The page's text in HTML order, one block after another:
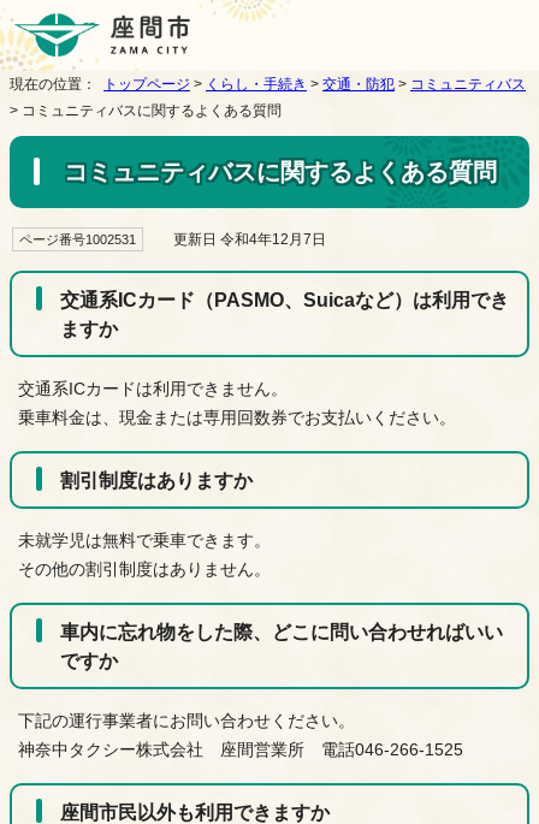
現在の位置： トップページ > くらし・手続き > 交通・防犯 > コミュニティバス
> コミュニティバスに関するよくある質問
コミュニティバスに関するよくある質問
ページ番号1002531 更新日 令和4年12月7日
交通系ICカード（PASMO、Suicaなど）は利用でき
ますか
交通系ICカードは利用できません。
乗車料金は、現金または専用回数券でお支払いください。
割引制度はありますか
未就学児は無料で乗車できます。
その他の割引制度はありません。
車内に忘れ物をした際、どこに問い合わせればいい
ですか
下記の運行事業者にお問い合わせください。
神奈中タクシー株式会社 座間営業所 電話046-266-1525
座間市民以外も利用できますか